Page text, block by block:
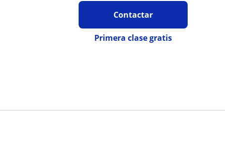
Contactar
Primera clase gratis